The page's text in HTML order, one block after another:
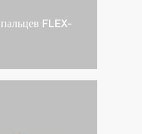
FLEX-